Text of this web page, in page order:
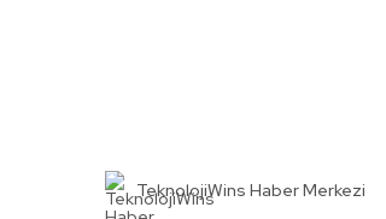
TeknolojiWins Haber Merkezi